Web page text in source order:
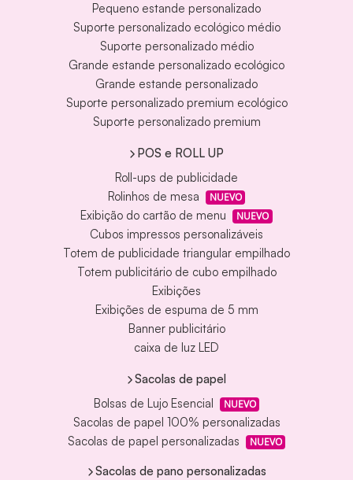
Pequeno estande personalizado
Suporte personalizado ecológico médio
Suporte personalizado médio
Grande estande personalizado ecológico
Grande estande personalizado
Suporte personalizado premium ecológico
Suporte personalizado premium
POS e ROLL UP
Roll-ups de publicidade
Rolinhos de mesa
NUEVO
Exibição do cartão de menu NUEVO
Cubos impressos personalizáveis
Totem de publicidade triangular empilhado
Totem publicitário de cubo empilhado
Exibições
Exibições de espuma de 5 mm
Banner publicitário
caixa de luz LED
Sacolas de papel
Bolsas de Lujo Esencial
NUEVO
Sacolas de papel 100% personalizadas
Sacolas de papel personalizadas
NUEVO
Sacolas de pano personalizadas